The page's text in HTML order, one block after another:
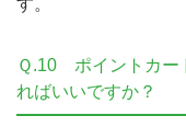
す。
Ｑ.10
ポイントカー
ればいいですか？